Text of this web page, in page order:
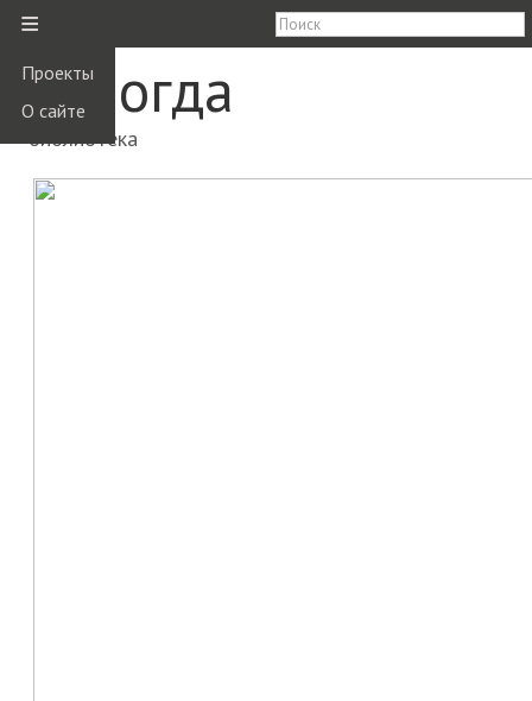
≡
Проекты
О сайте
Вологда
библиотека